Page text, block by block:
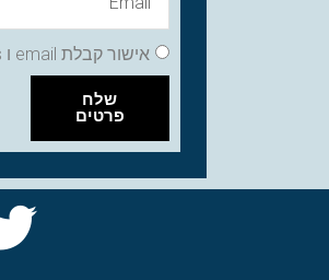
אישור קבלת email ו sms
שלח
פרטים